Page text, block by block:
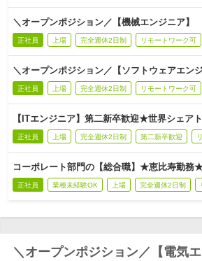
＼オープンポジション／【機械エンジニア】
正社員 上場 完全週休2日制 リモートワーク可
＼オープンポジション／【ソフトウェアエンジ
正社員 上場 完全週休2日制 リモートワーク可
【ITエンジニア】第二新卒歓迎★世界シェア
正社員 上場 完全週休2日制 第二新卒歓迎
コーポレート部門の【総合職】★恵比寿勤
正社員 業種未経験OK 上場 完全週休2日制
＼オープンポジション／【電気エ